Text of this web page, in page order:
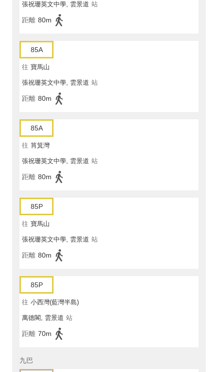
張祝珊英文中學, 雲景道 站
距離 80m
85A
往 寶馬山
張祝珊英文中學, 雲景道 站
距離 80m
85A
往 筲箕灣
張祝珊英文中學, 雲景道 站
距離 80m
85P
往 寶馬山
張祝珊英文中學, 雲景道 站
距離 80m
85P
往 小西灣(藍灣半島)
萬德閣, 雲景道 站
距離 70m
九巴